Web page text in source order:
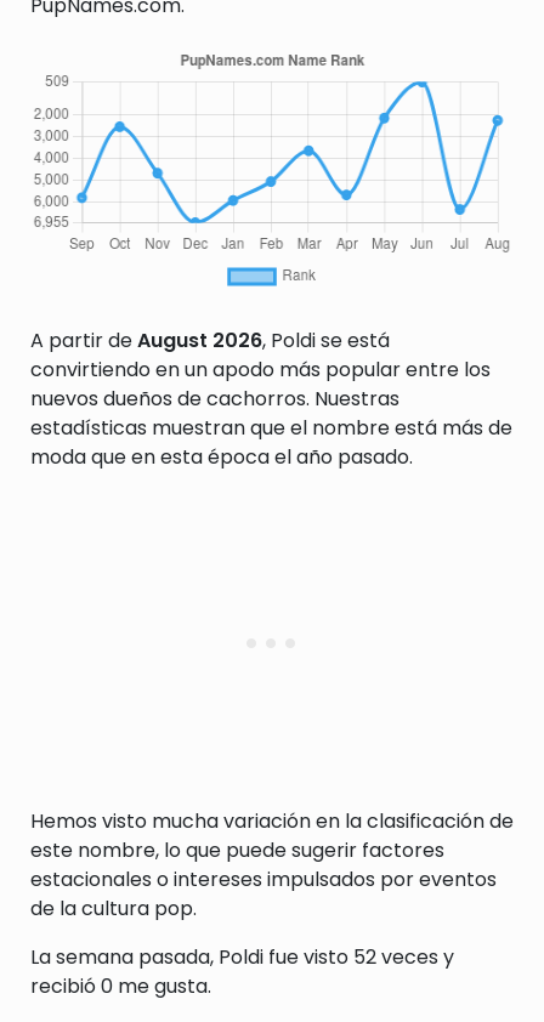
A partir deAugust 2026, Poldi se está
convirtiendo en un apodo más popular entre los
nuevos dueños de cachorros. Nuestras
estadísticas muestran que el nombre está más de
moda que en esta época el año pasado.
Hemos visto mucha variación en la clasificación de
este nombre, lo que puede sugerir factores
estacionales o intereses impulsados por eventos
de la cultura pop.
La semana pasada, Poldi fue visto 52 veces y
recibió 0 me gusta.